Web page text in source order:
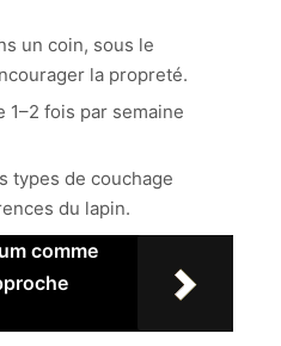
un coin, sous le
la propreté.
fois par semaine
types de couchage
du lapin.
comme